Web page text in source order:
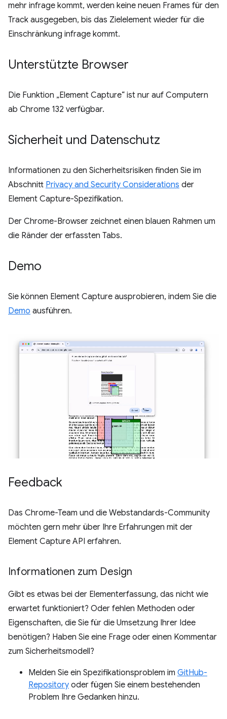
mehr infrage kommt, werden keine neuen Frames für den
Track ausgegeben, bis das Zielelement wieder für die
Einschränkung infrage kommt.
Unterstützte Browser
Die Funktion „Element Capture“ ist nur auf Computern
ab Chrome 132 verfügbar.
Sicherheit und Datenschutz
Informationen zu den Sicherheitsrisiken finden Sie im
Abschnitt Privacy and Security Considerations der
Element Capture-Spezifikation.
Der Chrome-Browser zeichnet einen blauen Rahmen um
die Ränder der erfassten Tabs.
Demo
Sie können Element Capture ausprobieren, indem Sie die
Demo ausführen.
Feedback
Das Chrome-Team und die Webstandards-Community
möchten gern mehr über Ihre Erfahrungen mit der
Element Capture API erfahren.
Informationen zum Design
Gibt es etwas bei der Elementerfassung, das nicht wie
erwartet funktioniert? Oder fehlen Methoden oder
Eigenschaften, die Sie für die Umsetzung Ihrer Idee
benötigen? Haben Sie eine Frage oder einen Kommentar
zum Sicherheitsmodell?
Melden Sie ein Spezifikationsproblem im GitHub-
Repository oder fügen Sie einem bestehenden
Problem Ihre Gedanken hinzu.